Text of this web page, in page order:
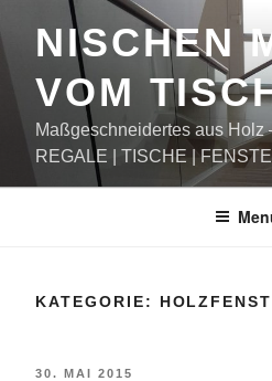
Inhalt NISCHEN
VOM
Maßgeschneidertes aus Holz
REGALE | TISCHE |
KATEGORIE:
VERÖFFENTLICHT
30. MAI 2015